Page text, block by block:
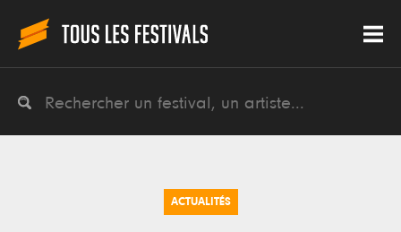
ACTUALITÉS